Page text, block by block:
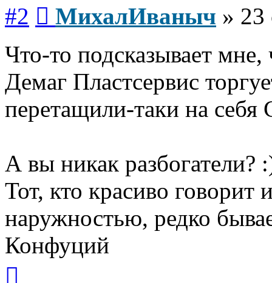
#2 МихалИваныч » 23
Что-то подсказывает мне,
Демаг Пластсервис
перетащили-таки на
А вы никак разбогатели?
Тот, кто красиво говорит
наружностью, редко
Конфуций